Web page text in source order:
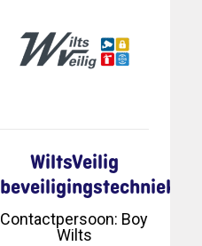
WiltsVeilig
beveiligingstechniek
Contactpersoon: Boy
Wilts